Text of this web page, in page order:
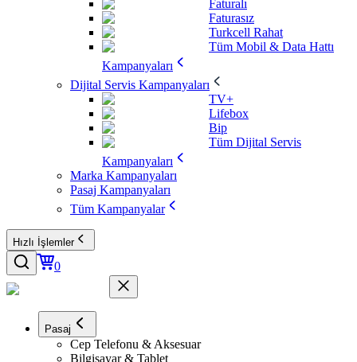
Faturalı
Faturasız
Turkcell Rahat
Tüm Mobil & Data Hattı
Kampanyaları
Dijital Servis Kampanyaları
TV+
Lifebox
Bip
Tüm Dijital Servis
Kampanyaları
Marka Kampanyaları
Pasaj Kampanyaları
Tüm Kampanyalar
Hızlı İşlemler
0
Pasaj
Cep Telefonu & Aksesuar
Bilgisayar & Tablet